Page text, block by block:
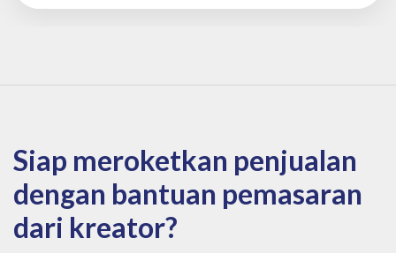
Siap meroketkan penjualan
dengan bantuan pemasaran
dari kreator?